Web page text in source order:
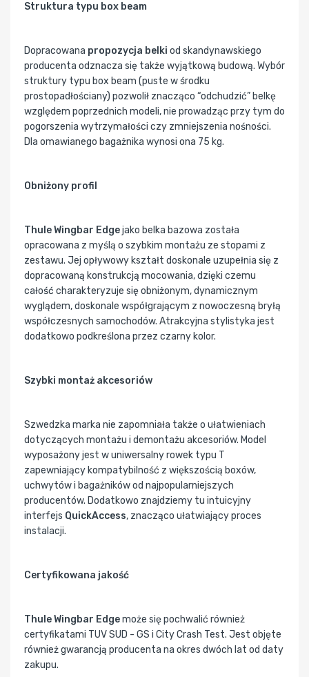
Struktura typu box beam
Dopracowana propozycja belki od skandynawskiego
producenta odznacza się także wyjątkową budową. Wybór
struktury typu box beam (puste w środku
prostopadłościany) pozwolił znacząco “odchudzić” belkę
względem poprzednich modeli, nie prowadząc przy tym do
pogorszenia wytrzymałości czy zmniejszenia nośności.
Dla omawianego bagażnika wynosi ona 75 kg.
Obniżony profil
Thule Wingbar Edgejako belka bazowa została
opracowana z myślą o szybkim montażu ze stopami z
zestawu. Jej opływowy kształt doskonale uzupełnia się z
dopracowaną konstrukcją mocowania, dzięki czemu
całość charakteryzuje się obniżonym, dynamicznym
wyglądem, doskonale współgrającym z nowoczesną bryłą
współczesnych samochodów. Atrakcyjna stylistyka jest
dodatkowo podkreślona przez czarny kolor.
Szybki montaż akcesoriów
Szwedzka marka nie zapomniała także o ułatwieniach
dotyczących montażu i demontażu akcesoriów. Model
wyposażony jest w uniwersalny rowek typu T
zapewniający kompatybilność z większością boxów,
uchwytów i bagażników od najpopularniejszych
producentów. Dodatkowo znajdziemy tu intuicyjny
interfejs QuickAccess, znacząco ułatwiający proces
instalacji.
Certyfikowana jakość
Thule Wingbar Edgemoże się pochwalić również
certyfikatami TUV SUD - GS i City Crash Test. Jest objęte
również gwarancją producenta na okres dwóch lat od daty
zakupu.